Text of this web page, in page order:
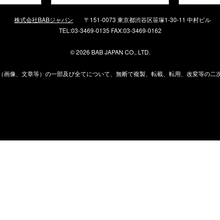
株式会社BABジャパン
〒151-0073 東京都渋谷区笹塚1-30-11 中村ビル
TEL:03-3469-0135 FAX:03-3469-0162
©2026 BAB JAPAN CO., LTD.
画像、文章等）の一部及び全てについて、無断で複製、転載、転用、改変等の二